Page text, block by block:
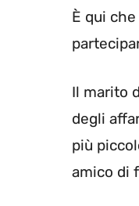
È qui
Il marito
degli
più
amico di